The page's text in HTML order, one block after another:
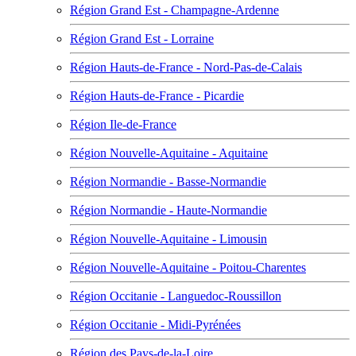
Région Grand Est - Champagne-Ardenne
Région Grand Est - Lorraine
Région Hauts-de-France - Nord-Pas-de-Calais
Région Hauts-de-France - Picardie
Région Ile-de-France
Région Nouvelle-Aquitaine - Aquitaine
Région Normandie - Basse-Normandie
Région Normandie - Haute-Normandie
Région Nouvelle-Aquitaine - Limousin
Région Nouvelle-Aquitaine - Poitou-Charentes
Région Occitanie - Languedoc-Roussillon
Région Occitanie - Midi-Pyrénées
Région des Pays-de-la-Loire